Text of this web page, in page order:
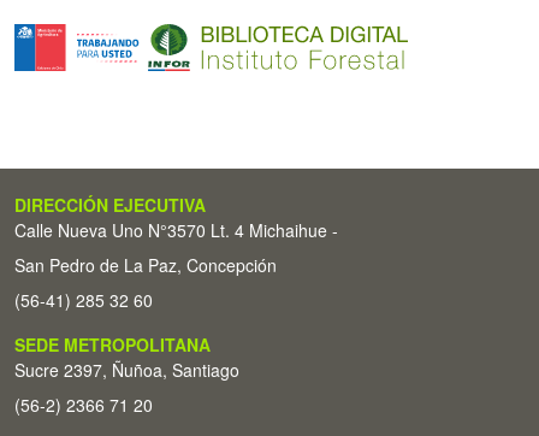
DIRECCIÓN EJECUTIVA
Calle Nueva Uno N°3570 Lt. 4 Michaihue -
San Pedro de La Paz, Concepción
(56-41) 285 32 60
SEDE METROPOLITANA
Sucre 2397, Ñuñoa, Santiago
(56-2) 2366 71 20